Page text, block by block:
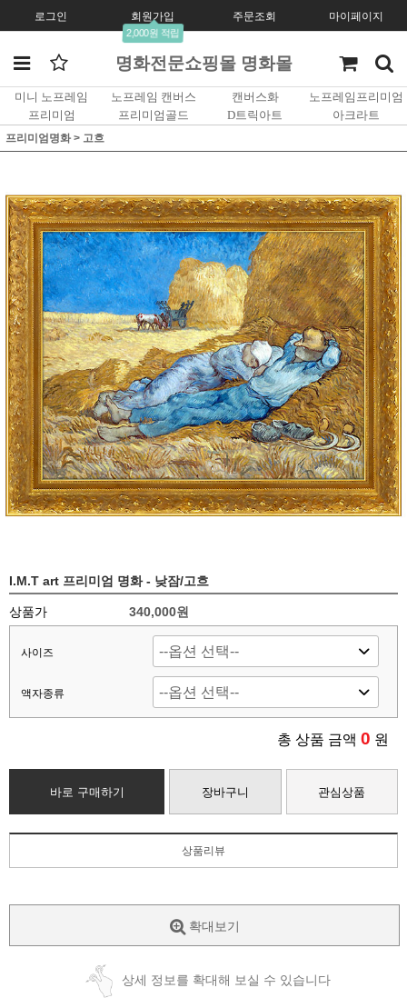
로그인 회원가입
2,000원 적립
주문조회 마이페이지
명화전문쇼핑몰 명화몰
미니 노프레임 노프레임 캔버스 캔버스화
노프레임프리미엄
프리미엄
프리미엄골드 D트릭아트 아크라트
프리미엄명화> 고흐
I.M.T art 프리미엄 명화 - 낮잠/고흐
상품가 340,000원
사이즈
액자종류
총 상품 금액 0 원
바로 구매하기 장바구니 관심상품
상품리뷰
확대보기
상세 정보를 확대해 보실 수 있습니다